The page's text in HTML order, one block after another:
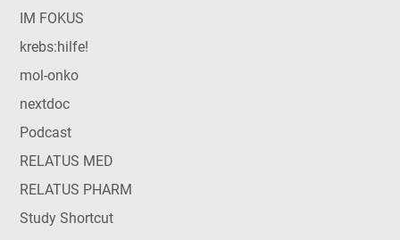
IM FOKUS
krebs:hilfe!
mol-onko
nextdoc
Podcast
RELATUS MED
RELATUS PHARM
Study Shortcut